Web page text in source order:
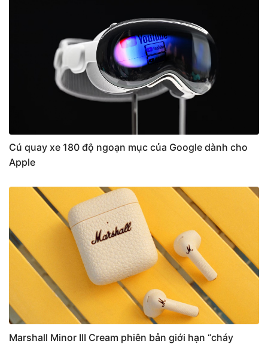
Cú quay xe 180 độ ngoạn mục của Google dành cho
Apple
Marshall Minor III Cream phiên bản giới hạn “cháy